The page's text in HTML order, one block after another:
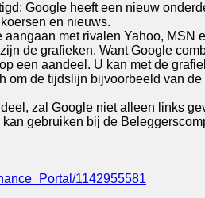
Google heeft een nieuw
en nieuws.
met rivalen Yahoo,
de grafieken. Want Google
een aandeel. U kan met de
de tijdslijn bijvoorbeeld van
zal Google niet alleen links
gebruiken bij de
1142955581